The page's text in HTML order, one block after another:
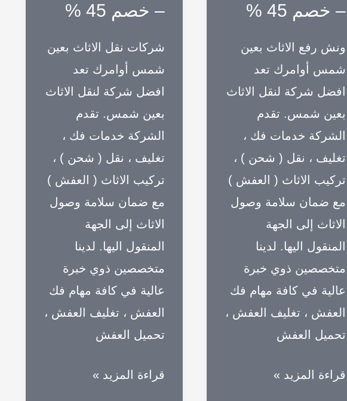
بسرعة
وامان
100%
عام
2025
– خصم 45 %
ونش رفع الاثاث بعين
شمس أوامرك تعد
افضل شركة لنقل الاثاث
بعين شمس. تقدم
الشركة خدمات فك ،
تغليف ، نقل ( شحن ) ،
تركيب الاثاث ( العفش )
مع ضمان سلامة وصول
الاثاث إلى الجهة
المنقول اليها. لدينا
متخصصين ذوي خبرة
عالية في كافة مهام فك
العفش ، تغليف العفش ،
تحميل العفش
ونش
قراءة المزيد »
– خصم 45 %
شركات نقل الاثاث بعين
شمس أوامرك تعد
افضل شركة لنقل الاثاث
بعين شمس. تقدم
الشركة خدمات فك ،
تغليف ، نقل ( شحن ) ،
تركيب الاثاث ( العفش )
مع ضمان سلامة وصول
الاثاث إلى الجهة
المنقول اليها. لدينا
متخصصين ذوي خبرة
عالية في كافة مهام فك
العفش ، تغليف العفش ،
تحميل العفش
شركات
قراءة المزيد »